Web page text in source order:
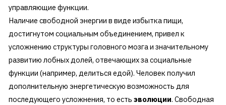
управляющие функции.
Наличие свободной энергии в виде избытка пищи,
достигнутом социальным объединением, привел к
усложнению структуры головного мозга и значительному
развитию лобных долей, отвечающих за социальные
функции (например, делиться едой). Человек получил
дополнительную энергетическую возможность для
последующего усложнения, то есть эволюции. Свободная